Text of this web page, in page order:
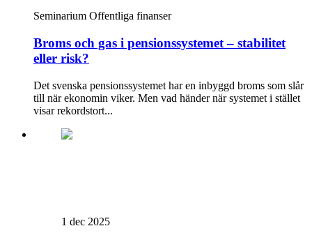
Seminarium Offentliga finanser
Broms och gas i pensionssystemet – stabilitet
eller risk?
Det svenska pensionssystemet har en inbyggd broms som slår
till när ekonomin viker. Men vad händer när systemet i stället
visar rekordstort...
1 dec 2025